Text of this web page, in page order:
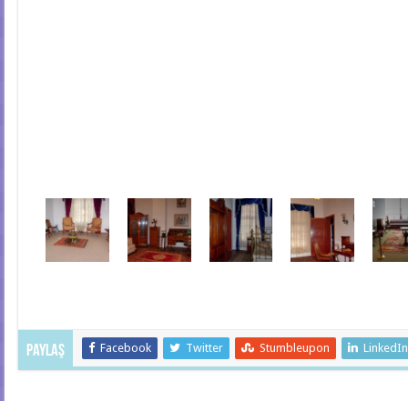
Paylaş Facebook Twitter Stumbleupon LinkedIn